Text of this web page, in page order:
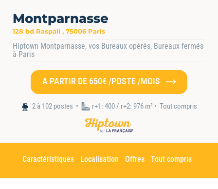
Montparnasse
128 bd Raspail , 75006 Paris
Hiptown Montparnasse, vos Bureaux opérés, Bureaux fermés
à Paris
A PARTIR DE 650€ /POSTE /MOIS
2 à 102 postes r+1: 400 / r+2: 976 m² • Tout compris
Caractéristiques Localisation Offres Tout compris